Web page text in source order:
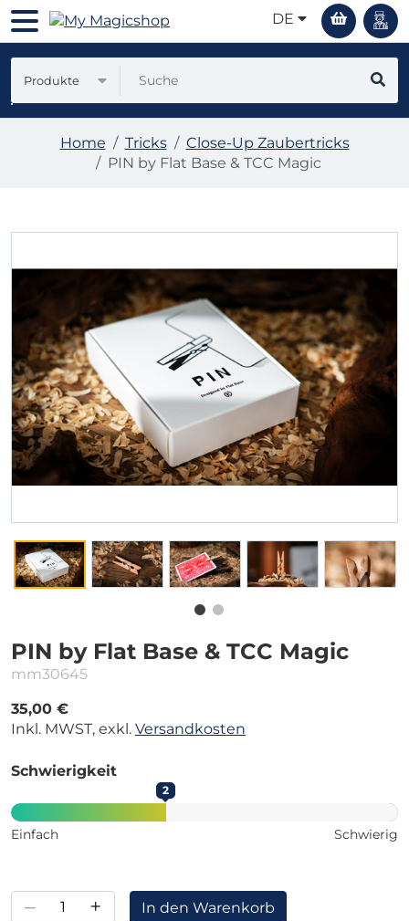
DE
Produkte
Home Tricks
Close-Up Zaubertricks
PIN by Flat Base & TCC Magic
PIN by Flat Base & TCC Magic
mm30645
35,00 €
Inkl. MWST, exkl. Versandkosten
Schwierigkeit
2
Einfach Schwierig
– + In den Warenkorb